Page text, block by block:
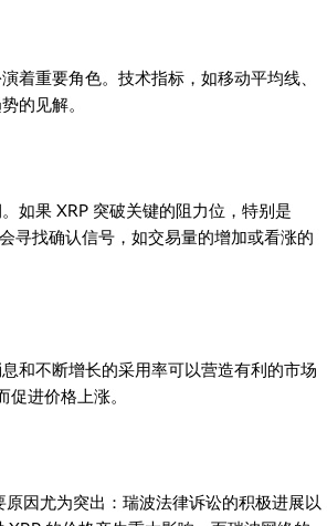
着重要角色。技术指标，如移动平均线、
的见解。
如果 XRP 突破关键的阻力位，特别是
寻找确认信号，如交易量的增加或看涨的
和不断增长的采用率可以营造有利的市场
进价格上涨。
因尤为突出：瑞波法律诉讼的积极进展以